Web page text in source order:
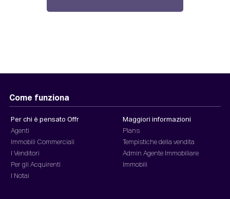
Come funziona
Per chi è pensato Offr
Agenti
Immobili Commerciali
I Venditori
Per gli Acquirenti
I Notai
Maggiori informazioni
Plans
Tempistiche della vendita
Admin Agente Immobiliare
Immobili